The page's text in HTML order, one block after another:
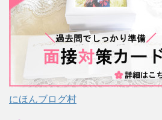
にほんブログ村